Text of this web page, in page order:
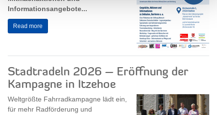
Informationsangebote...
Read more
Stadtradeln 2026 – Eröffnung der
Kampagne in Itzehoe
Weltgrößte Fahrradkampagne lädt ein,
für mehr Radförderung und